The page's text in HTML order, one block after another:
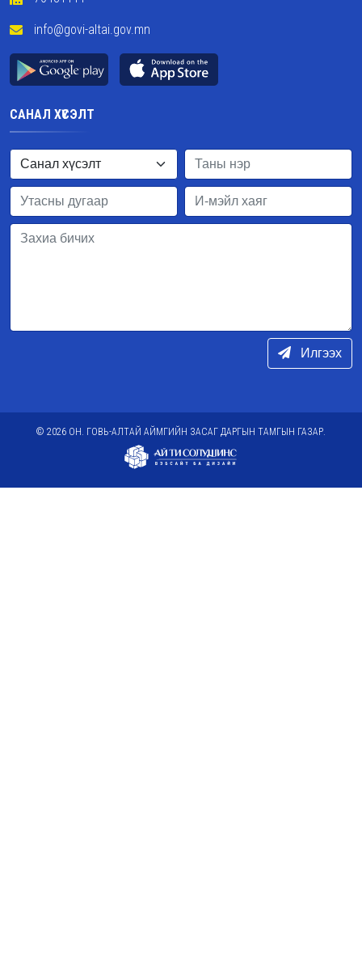
info@govi-altai.gov.mn
САНАЛ ХҮСЭЛТ
Илгээх
© 2026 ОН. ГОВЬ-АЛТАЙ АЙМГИЙН ЗАСАГ ДАРГЫН ТАМГЫН ГАЗАР.